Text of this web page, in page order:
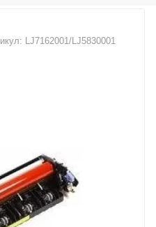
LJ7162001/LJ5830001